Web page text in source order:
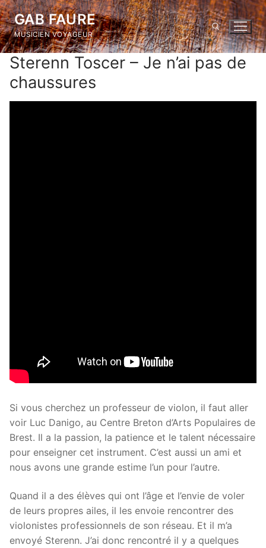
Skip
to
content
GAB FAURE
MUSICIEN VOYAGEUR
Sterenn Toscer – Je n’ai pas de
chaussures
Si vous cherchez un professeur de violon, il faut aller
voir Luc Danigo, au Centre Breton d’Arts Populaires de
Brest. Il a la passion, la patience et le talent nécessaire
pour enseigner cet instrument. C’est aussi un ami et
nous avons une grande estime l’un pour l’autre.
Quand il a des élèves qui ont l’âge et l’envie de voler
de leurs propres ailes, il les envoie rencontrer des
violonistes professionnels de son réseau. Et il m’a
envoyé Sterenn. J’ai donc rencontré il y a quelques